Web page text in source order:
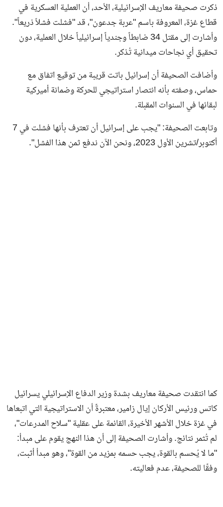
ذكرت صحيفة معاريف الإسرائيلية، الأحد، أن العملية العسكرية في
قطاع غزة، المعروفة باسم "عربة جدعون"، قد "فشلت فشلاً ذريعاً".
وأشارت إلى مقتل 34 ضابطاً وجندياً إسرائيلياً خلال العملية، دون
تحقيق أي نجاحات ميدانية تُذكر.
وأضافت الصحيفة أن إسرائيل باتت قريبة من توقيع اتفاق مع
حماس، وصفته بأنه انتصار استراتيجي للحركة وضمانة أميركية
لبقائها في السنوات المقبلة.
وتابعت الصحيفة: "يجب على إسرائيل أن تعترف بأنها فشلت في 7
أكتوبر/تشرين الأول 2023، ونحن الآن ندفع ثمن هذا الفشل".
كما انتقدت صحيفة معاريف بشدة وزير الدفاع الإسرائيلي يسرائيل
كاتس ورئيس الأركان إيال زامير، معتبرةً أن الاستراتيجية التي اتبعاها
في غزة خلال الأشهر الأخيرة، القائمة على عقلية "سلاح المدرعات"،
لم تُثمر نتائج. وأشارت الصحيفة إلى أن هذا النهج يقوم على مبدأ:
"ما لا يُحسم بالقوة، يجب حسمه بمزيد من القوة"، وهو مبدأ أثبت،
وفقًا للصحيفة، عدم فعاليته.